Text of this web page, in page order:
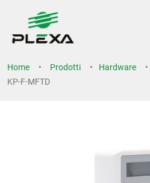
Home Prodotti Hardware
KP-F-MFTD